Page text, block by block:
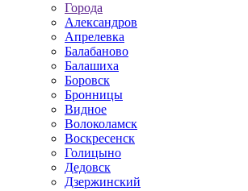
Города
Александров
Апрелевка
Балабаново
Балашиха
Боровск
Бронницы
Видное
Волоколамск
Воскресенск
Голицыно
Дедовск
Дзержинский